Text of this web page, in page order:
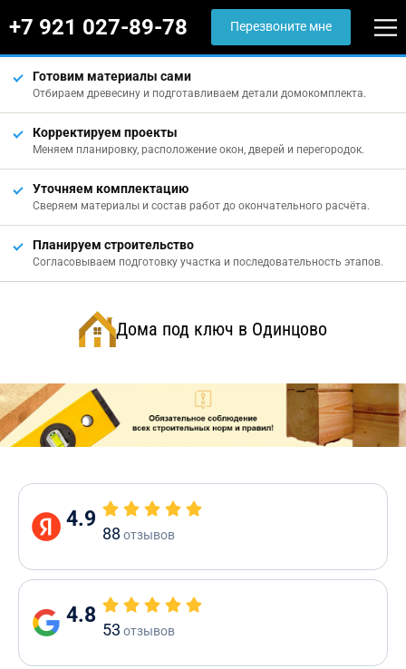
+7 921 027-89-78 Перезвоните мне
Готовим материалы сами
Отбираем древесину и подготавливаем детали домокомплекта.
Корректируем проекты
Меняем планировку, расположение окон, дверей и перегородок.
Уточняем комплектацию
Сверяем материалы и состав работ до окончательного расчёта.
Планируем строительство
Согласовываем подготовку участка и последовательность этапов.
Дома под ключ в Одинцово
4.9
88 отзывов
4.8
53 отзывов